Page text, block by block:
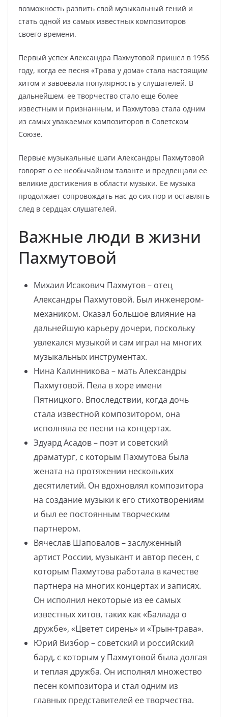
возможность развить свой музыкальный гений и
стать одной из самых известных композиторов
своего времени.
Первый успех Александра Пахмутовой пришел в 1956
году, когда ее песня «Трава у дома» стала настоящим
хитом и завоевала популярность у слушателей. В
дальнейшем, ее творчество стало еще более
известным и признанным, и Пахмутова стала одним
из самых уважаемых композиторов в Советском
Союзе.
Первые музыкальные шаги Александры Пахмутовой
говорят о ее необычайном таланте и предвещали ее
великие достижения в области музыки. Ее музыка
продолжает сопровождать нас до сих пор и оставлять
след в сердцах слушателей.
Важные люди в жизни
Пахмутовой
Михаил Исакович Пахмутов – отец
Александры Пахмутовой. Был инженером-
механиком. Оказал большое влияние на
дальнейшую карьеру дочери, поскольку
увлекался музыкой и сам играл на многих
музыкальных инструментах.
Нина Калинникова – мать Александры
Пахмутовой. Пела в хоре имени
Пятницкого. Впоследствии, когда дочь
стала известной композитором, она
исполняла ее песни на концертах.
Эдуард Асадов – поэт и советский
драматург, с которым Пахмутова была
жената на протяжении нескольких
десятилетий. Он вдохновлял композитора
на создание музыки к его стихотворениям
и был ее постоянным творческим
партнером.
Вячеслав Шаповалов – заслуженный
артист России, музыкант и автор песен, с
которым Пахмутова работала в качестве
партнера на многих концертах и записях.
Он исполнил некоторые из ее самых
известных хитов, таких как «Баллада о
дружбе», «Цветет сирень» и «Трын-трава».
Юрий Визбор – советский и российский
бард, с которым у Пахмутовой была долгая
и теплая дружба. Он исполнял множество
песен композитора и стал одним из
главных представителей ее творчества.